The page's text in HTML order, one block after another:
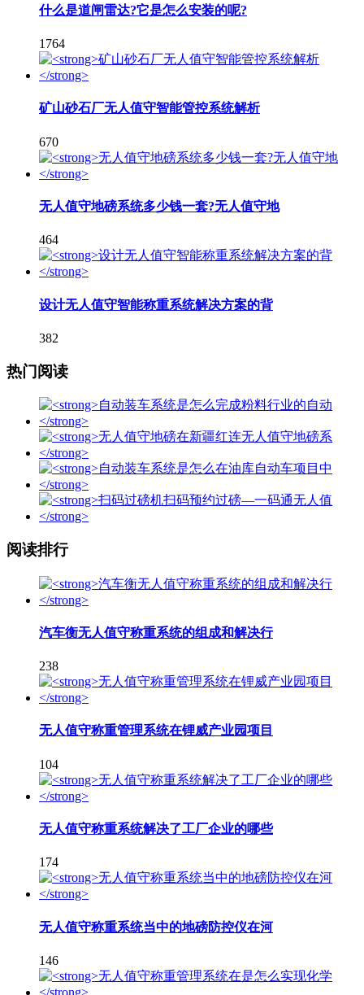
什么是道闸雷达?它是怎么安装的呢?
1764
矿山砂石厂无人值守智能管控系统解析
670
无人值守地磅系统多少钱一套?无人值守地
464
设计无人值守智能称重系统解决方案的背
382
热门阅读
阅读排行
汽车衡无人值守称重系统的组成和解决行
238
无人值守称重管理系统在锂威产业园项目
104
无人值守称重系统解决了工厂企业的哪些
174
无人值守称重系统当中的地磅防控仪在河
146